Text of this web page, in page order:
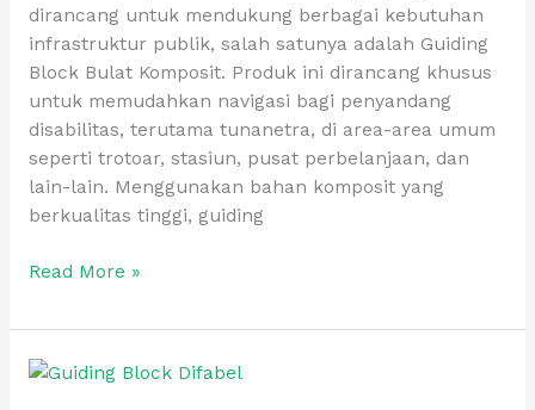
dirancang untuk mendukung berbagai kebutuhan
infrastruktur publik, salah satunya adalah Guiding
Block Bulat Komposit. Produk ini dirancang khusus
untuk memudahkan navigasi bagi penyandang
disabilitas, terutama tunanetra, di area-area umum
seperti trotoar, stasiun, pusat perbelanjaan, dan
lain-lain. Menggunakan bahan komposit yang
berkualitas tinggi, guiding
Read More »
Guiding